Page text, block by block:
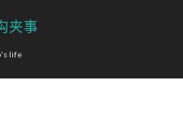
夹事
life